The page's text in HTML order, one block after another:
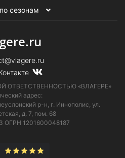
сезонам
ОТВЕТСТВЕННОСТЬЮ «ВЛАГЕРЕ»
адрес:
р-н, г. Иннополис, ул.
д. 7, пом. 68
ОГРН 1201600048187